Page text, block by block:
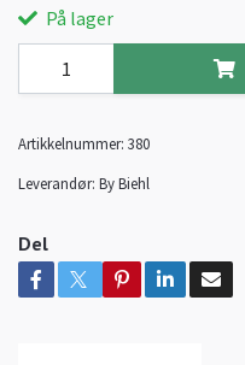
På lager
Artikkelnummer: 380
Leverandør: By Biehl
Del